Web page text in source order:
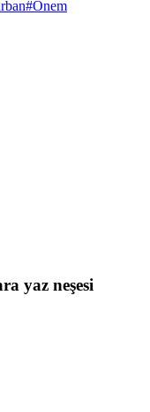
#Önem
yaz neşesi